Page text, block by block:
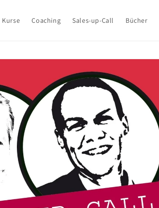
Kurse Coaching Sales-up-Call Bücher